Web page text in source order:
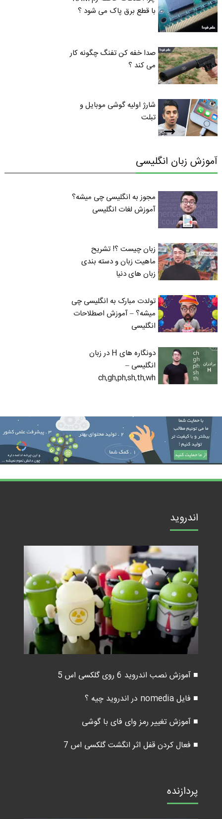
با قطع برق پاک می شود ؟
صدا خفه کن تفنگ چگونه کار
می کند ؟
شارژ اولیه گوشی موبایل و
تبلت
آموزش زبان انگلیسی
مجوز به انگلیسی چی میشه؟
آموزش لغات انگلیسی
زبان چیست ؟! تشریح
ماهیت زبان و دسته بندی
زبان های دنیا
تولدت مبارک به انگلیسی چی
میشه؟ – آموزش اصطلاحات
انگلیسی
دونگاره های H در زبان
انگلیسی –
ch,gh,ph,sh,th,wh
اندروید
■ آموزش نصب اندروید 6 روی گلکسی اس 5
■ فایل nomedia در اندروید چیه ؟
■ آموزش تغییر رمز وای فای با گوشی
■ فعال کردن قفل اثر انگشت گلکسی اس 7
پردازنده